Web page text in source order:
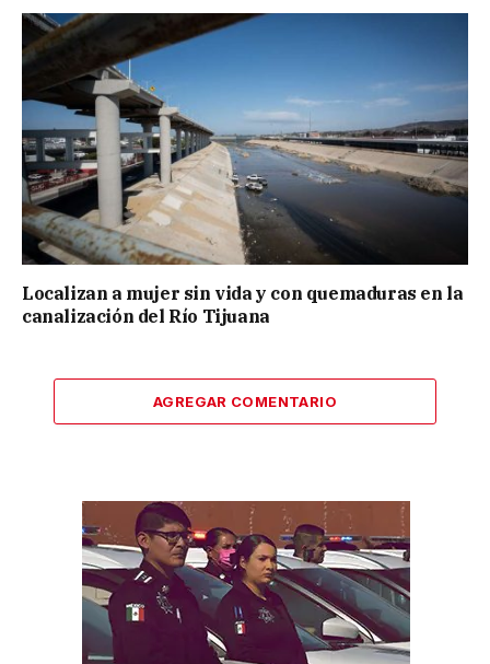
Localizan a mujer sin vida y con quemaduras en la
canalización del Río Tijuana
AGREGAR COMENTARIO